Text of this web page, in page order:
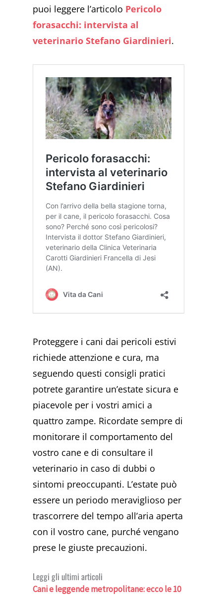
puoi leggere l’articolo Pericolo
forasacchi: intervista al
veterinario Stefano Giardinieri.
Proteggere i cani dai pericoli estivi
richiede attenzione e cura, ma
seguendo questi consigli pratici
potrete garantire un’estate sicura e
piacevole per i vostri amici a
quattro zampe. Ricordate sempre di
monitorare il comportamento del
vostro cane e di consultare il
veterinario in caso di dubbi o
sintomi preoccupanti. L’estate può
essere un periodo meraviglioso per
trascorrere del tempo all’aria aperta
con il vostro cane, purché vengano
prese le giuste precauzioni.
Leggi gli ultimi articoli
Cani e leggende metropolitane: ecco le 10